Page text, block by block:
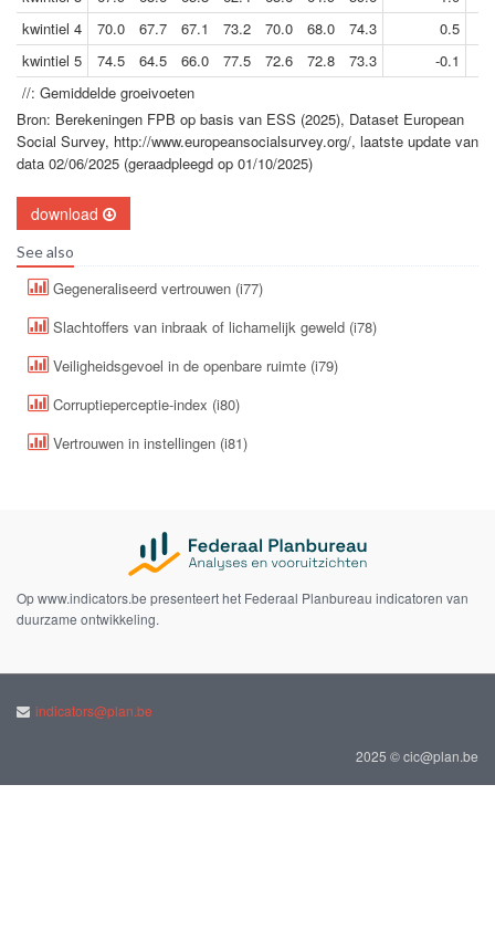
kwintiel 4
70.0 67.7 67.1 73.2 70.0 68.0 74.3
0.5
kwintiel 5
74.5 64.5 66.0 77.5 72.6 72.8 73.3
-0.1
//: Gemiddelde groeivoeten
Bron: Berekeningen FPB op basis van ESS (2025), Dataset European
Social Survey, http://www.europeansocialsurvey.org/, laatste update van
data 02/06/2025 (geraadpleegd op 01/10/2025)
download
See also
Gegeneraliseerd vertrouwen (i77)
Slachtoffers van inbraak of lichamelijk geweld (i78)
Veiligheidsgevoel in de openbare ruimte (i79)
Corruptieperceptie-index (i80)
Vertrouwen in instellingen (i81)
Op www.indicators.be presenteert het Federaal Planbureau indicatoren van
duurzame ontwikkeling.
indicators@plan.be
2025 © cic@plan.be